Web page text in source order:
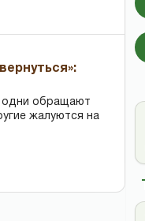
одни обращают
жалуются на